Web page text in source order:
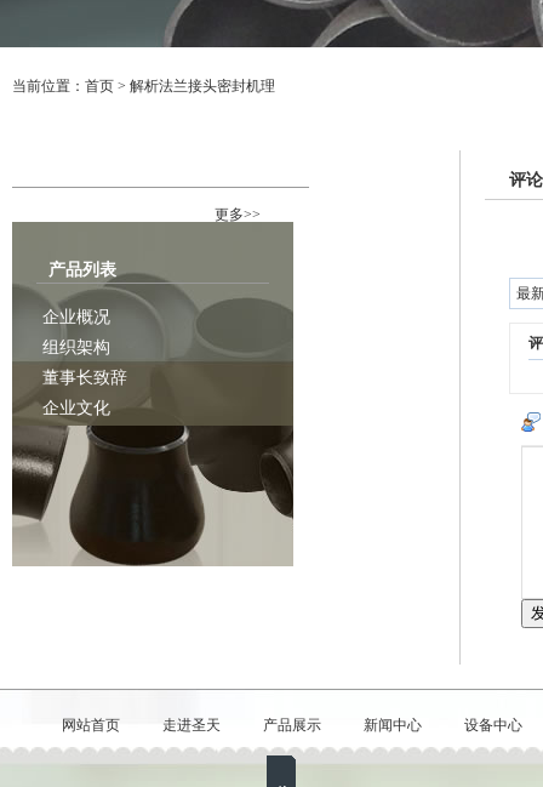
当前位置： 首页 > 解析法兰接头密封机理
更多>>
产品列表
企业概况
组织架构
董事长致辞
企业文化
评
最
网站首页 走进圣天 产品展示 新闻中心 设备中心